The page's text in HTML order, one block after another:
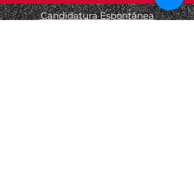
Candidatura Espontânea